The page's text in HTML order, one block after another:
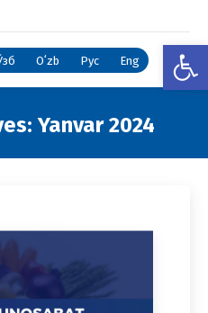
Oʻzb Рус Eng
Yanvar 2024